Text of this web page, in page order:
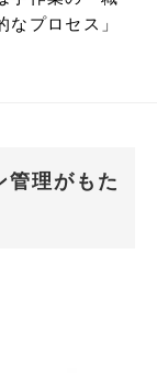
プロセス」
管理がもた